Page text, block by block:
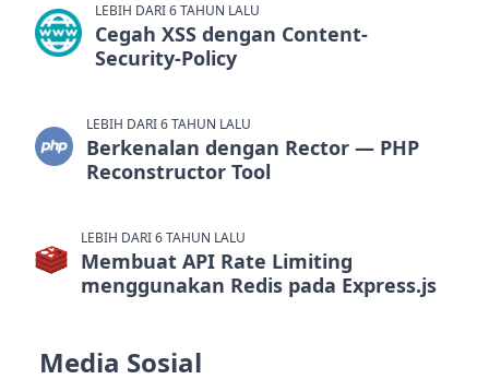
LEBIH DARI 6 TAHUN LALU
Cegah XSS dengan Content-
Security-Policy
LEBIH DARI 6 TAHUN LALU
Berkenalan dengan Rector — PHP
Reconstructor Tool
LEBIH DARI 6 TAHUN LALU
Membuat API Rate Limiting
menggunakan Redis pada Express.js
Media Sosial